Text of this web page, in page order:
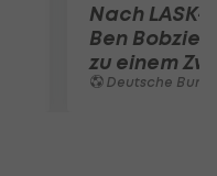
Nach LASK-
Ben
zu einem
Deutsche